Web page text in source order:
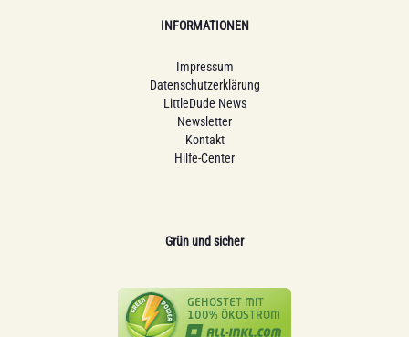
INFORMATIONEN
Impressum
Datenschutzerklärung
LittleDude News
Newsletter
Kontakt
Hilfe-Center
Grün und sicher